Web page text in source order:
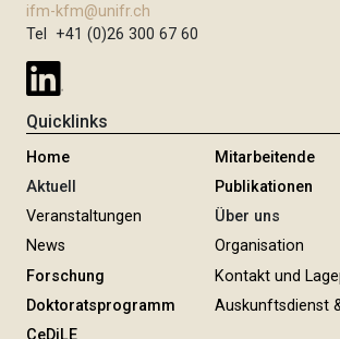
ifm-kfm@unifr.ch
Tel +41 (0)26 300 67 60
Quicklinks
Home
Aktuell
Veranstaltungen
News
Forschung
Doktoratsprogramm
CeDiLE
Mitarbeitende
Publikationen
Über uns
Organisation
Kontakt und
Auskunftsdienst